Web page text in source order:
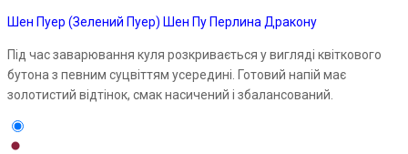
Шен Пуер (Зелений Пуер) Шен Пу Перлина Дракону
Під час заварювання куля розкривається у вигляді квіткового
бутона з певним суцвіттям усередині. Готовий напій має
золотистий відтінок, смак насичений і збалансований.